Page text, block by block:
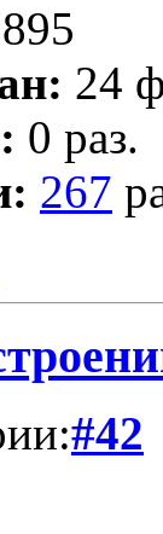
24
0 раз.
267
#42